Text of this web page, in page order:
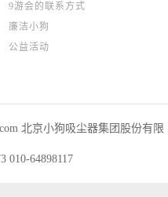
9游会的联系方式
廉洁小狗
公益活动
北京小狗吸尘器集团股份有限
010-64898117